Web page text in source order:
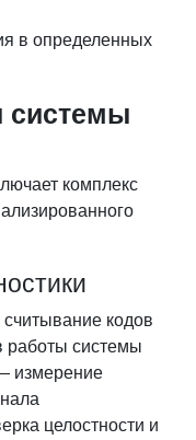
в определенных
системы
комплекс
кодов
работы системы
измерение
целостности и